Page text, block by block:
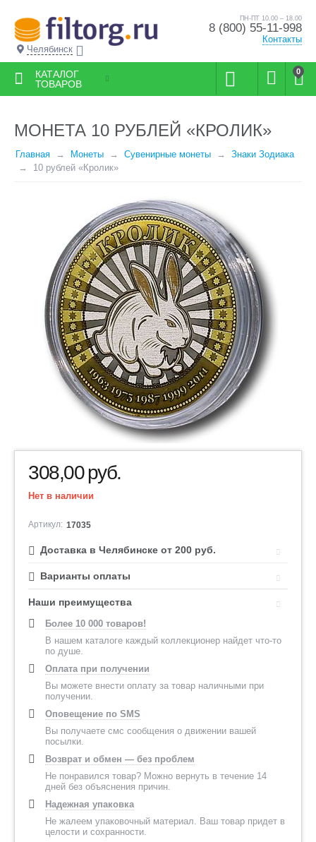
Челябинск
ПН-ПТ 10.00 – 18.00
8 (800) 55-11-998
Контакты
0
КАТАЛОГ
ТОВАРОВ
МОНЕТА 10 РУБЛЕЙ «КРОЛИК»
Главная Монеты Сувенирные монеты
Знаки Зодиака
10 рублей «Кролик»
308,00руб.
Нет в наличии
Артикул: 17035
Доставка в Челябинске от 200 руб.
Варианты оплаты
Наши преимущества
Более 10 000 товаров!
В нашем каталоге каждый коллекционер найдет что-то
по душе.
Оплата при получении
Вы можете внести оплату за товар наличными при
получении.
Оповещение по SMS
Вы получаете смс сообщения о движении вашей
посылки.
Возврат и обмен — без проблем
Не понравился товар? Можно вернуть в течение 14
дней без объяснения причин.
Надежная упаковка
Не жалеем упаковочный материал. Ваш товар придет в
целости и сохранности.